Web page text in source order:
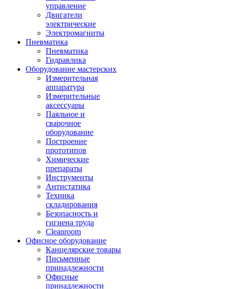
управление
Двигатели
электрические
Электромагниты
Пневматика
Пневматика
Гидравлика
Оборудование мастерских
Измерительная
аппаратура
Измерительные
аксессуары
Паяльное и
сварочное
оборудование
Построение
прототипов
Химические
препараты
Инструменты
Aнтистатика
Техника
складирования
Безопасность и
гигиена труда
Cleanroom
Офисное оборудование
Канцелярские товары
Письменные
принадлежности
Офисные
принадлежности